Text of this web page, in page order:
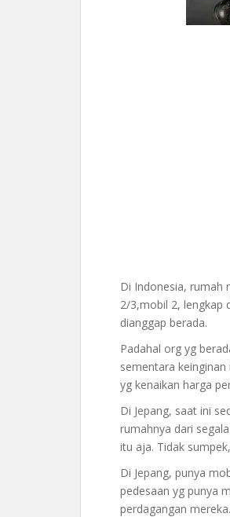
Di Indonesia, rumah
2/3,mobil 2, lengkap
dianggap berada.
Padahal org yg
sementara
yg kenaikan harga
Di Jepang, saat ini
rumahnya dari
itu aja. Tidak
Di Jepang, punya
pedesaan yg punya
perdagangan